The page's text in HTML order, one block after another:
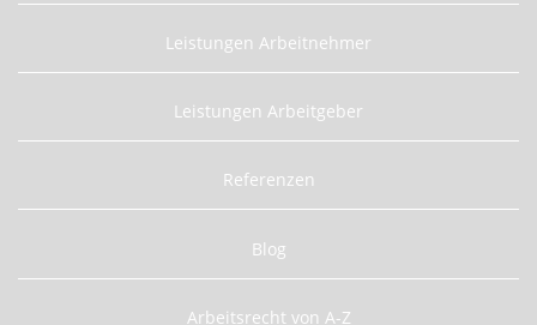
Leistungen Arbeitnehmer
Leistungen Arbeitgeber
Referenzen
Blog
Arbeitsrecht von A-Z